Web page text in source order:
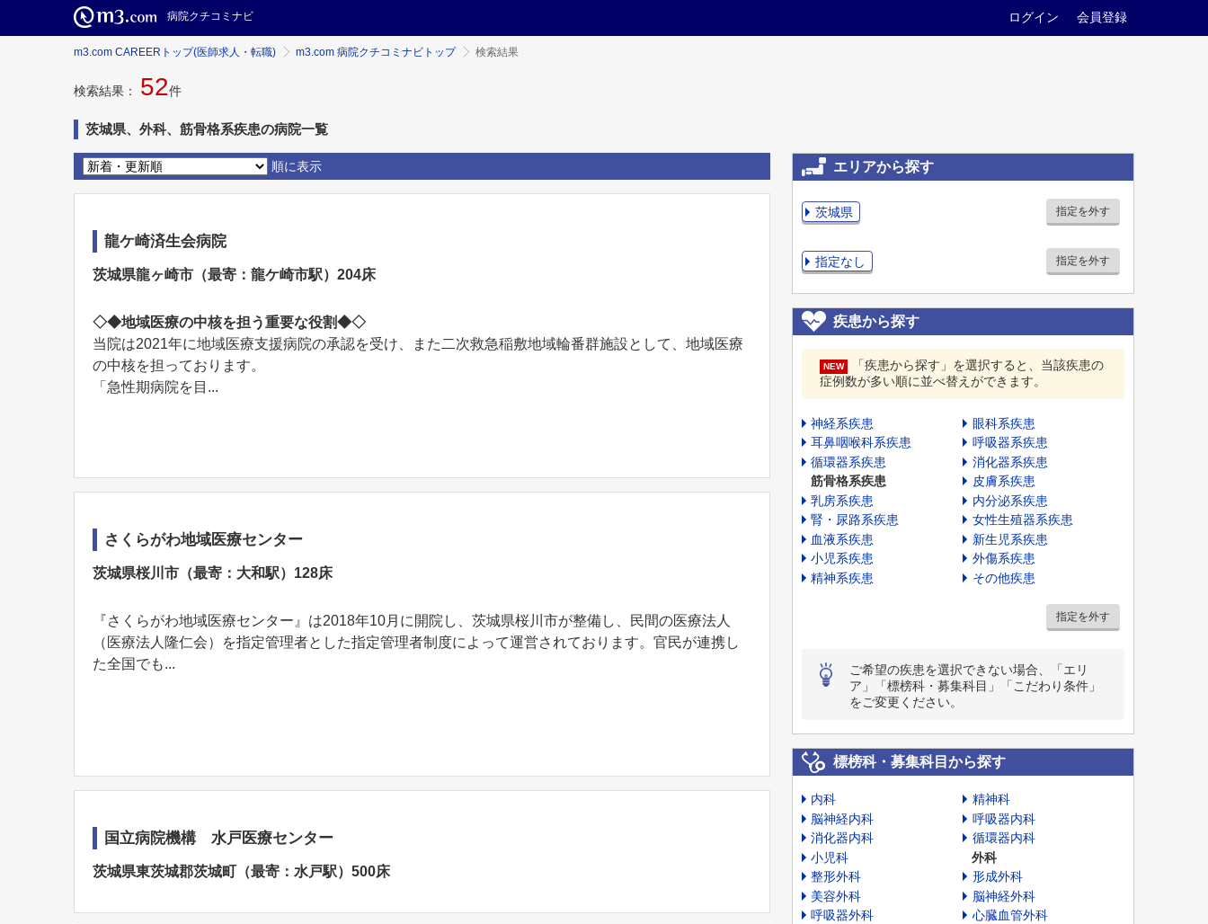
病院クチコミナビ ログイン 会員登録
m3.com CAREERトップ(医師求人・転職) m3.com 病院クチコミナビトップ 検索結果
検索結果： 52件
茨城県、外科、筋骨格系疾患の病院一覧
順に表示
龍ケ崎済生会病院
茨城県龍ヶ崎市（最寄：龍ケ崎市駅）204床
◇◆地域医療の中核を担う重要な役割◆◇
当院は2021年に地域医療支援病院の承認を受け、また二次救急稲敷地域輪番群施設として、地域医療
の中核を担っております。
「急性期病院を目...
さくらがわ地域医療センター
茨城県桜川市（最寄：大和駅）128床
『さくらがわ地域医療センター』は2018年10月に開院し、茨城県桜川市が整備し、民間の医療法人
（医療法人隆仁会）を指定管理者とした指定管理者制度によって運営されております。官民が連携し
た全国でも...
国立病院機構 水戸医療センター
茨城県東茨城郡茨城町（最寄：水戸駅）500床
エリアから探す
茨城県 指定を外す
指定なし 指定を外す
疾患から探す
NEW
「疾患から探す」を選択すると、当該疾患の
症例数が多い順に並べ替えができます。
神経系疾患
眼科系疾患
耳鼻咽喉科系疾患
呼吸器系疾患
循環器系疾患
消化器系疾患
筋骨格系疾患
皮膚系疾患
乳房系疾患
内分泌系疾患
腎・尿路系疾患
女性生殖器系疾患
血液系疾患
新生児系疾患
小児系疾患
外傷系疾患
精神系疾患
その他疾患
指定を外す
ご希望の疾患を選択できない場合、「エリ
ア」「標榜科・募集科目」「こだわり条件」
をご変更ください。
標榜科・募集科目から探す
内科
精神科
脳神経内科
呼吸器内科
消化器内科
循環器内科
小児科
外科
整形外科
形成外科
美容外科
脳神経外科
呼吸器外科
心臓血管外科